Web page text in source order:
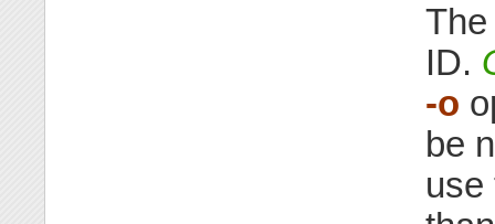
ID.
-o
be
use